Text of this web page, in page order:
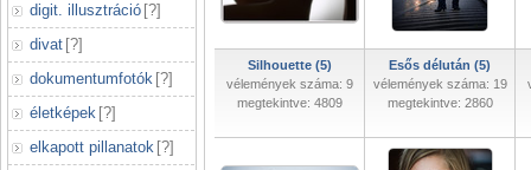
digit. illusztráció [?]
divat [?]
dokumentumfotók [?]
életképek [?]
elkapott pillanatok [?]
Silhouette (5)
vélemények száma: 9
megtekintve: 4809
Esős délután (5)
vélemények száma: 19
megtekintve: 2860